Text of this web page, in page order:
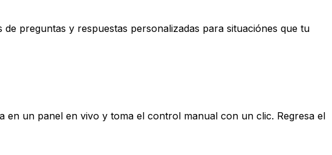
preguntas y respuestas personalizadas para situaciónes que tu
en un panel en vivo y toma el control manual con un clic. Regresa el